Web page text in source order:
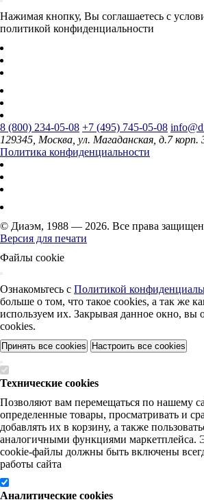
Нажимая кнопку, Вы соглашаетесь с
политикой конфиденциальности
8 (800) 234-05-08 +7 (495) 745-05-08
129345, Москва, ул. Магаданская, д.7 корп.
Политика конфиденциальности
© Диаэм, 1988 — 2026. Все права
Версия для печати
Файлы cookie
Ознакомьтесь с Политикой
больше о том, что такое cookies, а так же
используем их. Закрывая данное окно, вы
cookies.
Принять все cookies Настроить все cookies
Технические cookies
Позволяют вам перемещаться по нашему
определенные товары, просматривать и
добавлять их в корзину, а также
аналогичными функциями маркетплейса.
cookie-файлы должны быть включены
работы сайта
Аналитические cookies